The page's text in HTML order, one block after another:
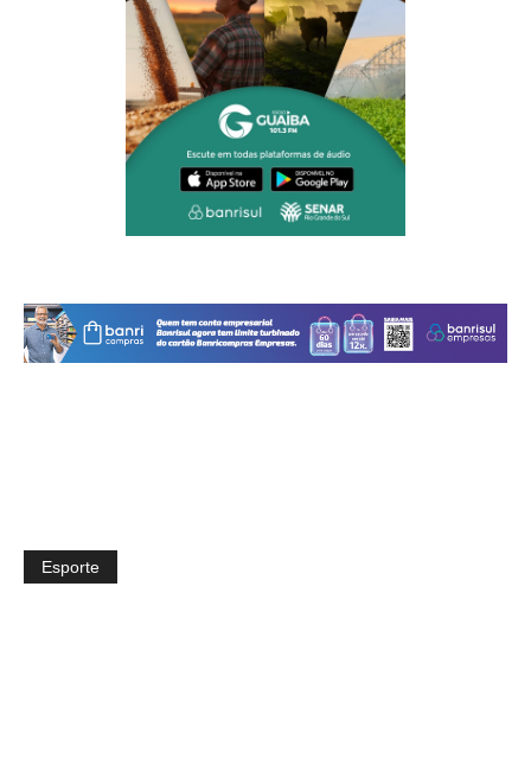
Esporte